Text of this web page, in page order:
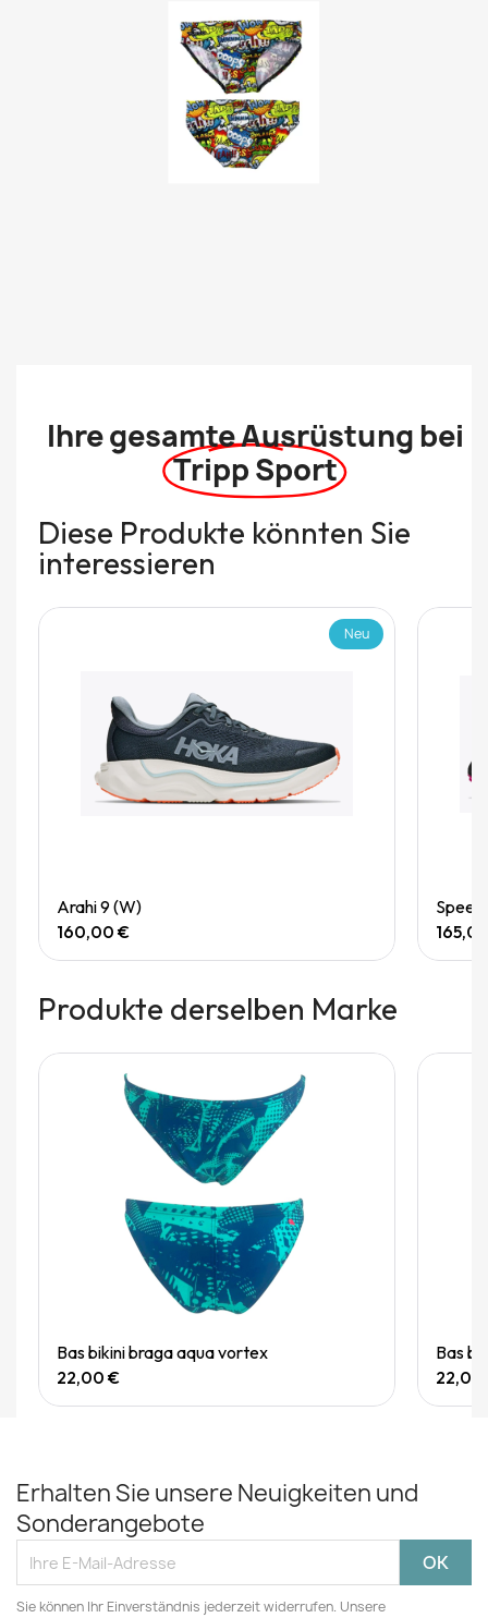
Ihre gesamte Ausrüstung bei
Tripp Sport
Diese Produkte könnten Sie
interessieren
Neu
Arahi 9 (W)
160,00 €
Produkte derselben Marke
Quick View
Bas bikini braga aqua vortex
22,00 €
Bas
22,00
Erhalten Sie unsere Neuigkeiten und
Sonderangebote
Sie können Ihr Einverständnis jederzeit widerrufen. Unsere